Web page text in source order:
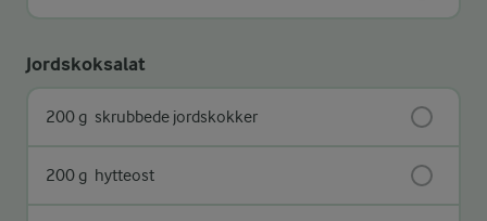
Jordskoksalat
200 g skrubbede jordskokker
200 g hytteost